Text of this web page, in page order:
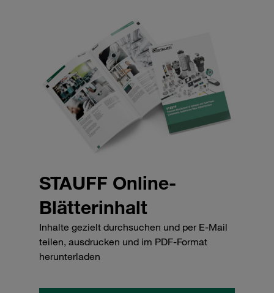
STAUFF Online-
Blätterinhalt
Inhalte gezielt durchsuchen und per E-Mail
teilen, ausdrucken und im PDF-Format
herunterladen